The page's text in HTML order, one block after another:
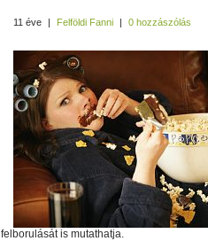
11 éve | Felföldi Fanni | 0 hozzászólás
felborulását is mutathatja.